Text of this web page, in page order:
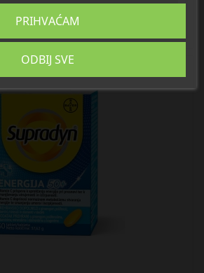
U košaricu
ODBIJ SVE
PRIHVAĆAM